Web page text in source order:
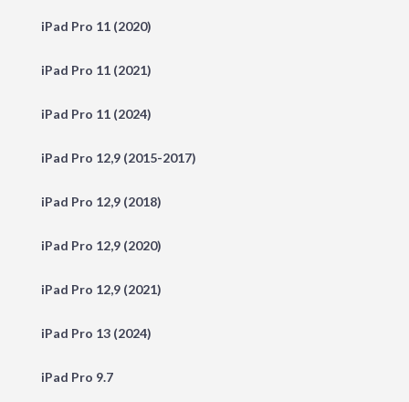
iPad Pro 11 (2020)
iPad Pro 11 (2021)
iPad Pro 11 (2024)
iPad Pro 12,9 (2015-2017)
iPad Pro 12,9 (2018)
iPad Pro 12,9 (2020)
iPad Pro 12,9 (2021)
iPad Pro 13 (2024)
iPad Pro 9.7